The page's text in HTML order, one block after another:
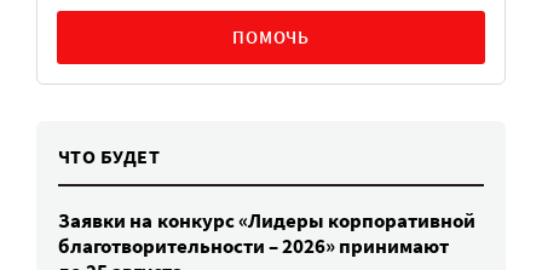
ПОМОЧЬ
ЧТО БУДЕТ
Заявки на конкурс «Лидеры корпоративной
благотворительности – 2026» принимают